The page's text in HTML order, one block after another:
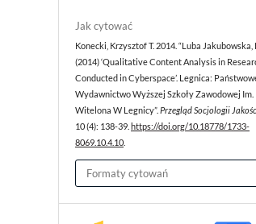
Jak cytować
Konecki, Krzysztof T. 2014. “Luba Jakubowska,
(2014) ‘Qualitative Content Analysis in
Conducted in Cyberspace’. Legnica:
Wydawnictwo Wyższej Szkoły Zawodowej Im.
Witelona W Legnicy”. Przegląd Socjologii
10 (4): 138-39. https://doi.org/10.18778/1733-
8069.10.4.10
Formaty cytowań